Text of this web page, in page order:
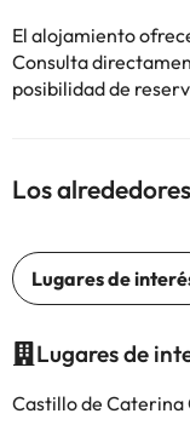
El alojamiento
Consulta
posibilidad de
Los
Lugares de
Castillo de Caterina